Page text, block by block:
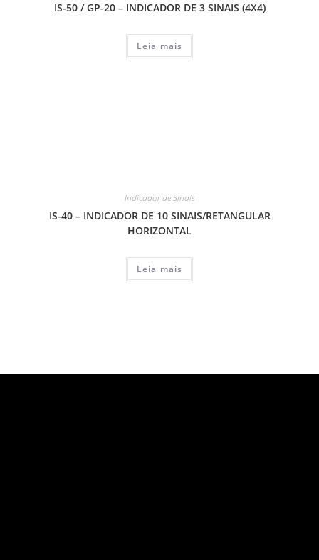
IS-50 / GP-20 – INDICADOR DE 3 SINAIS (4X4)
Leia mais
Indicador de Sinais
IS-40 – INDICADOR DE 10 SINAIS/RETANGULAR
HORIZONTAL
Leia mais